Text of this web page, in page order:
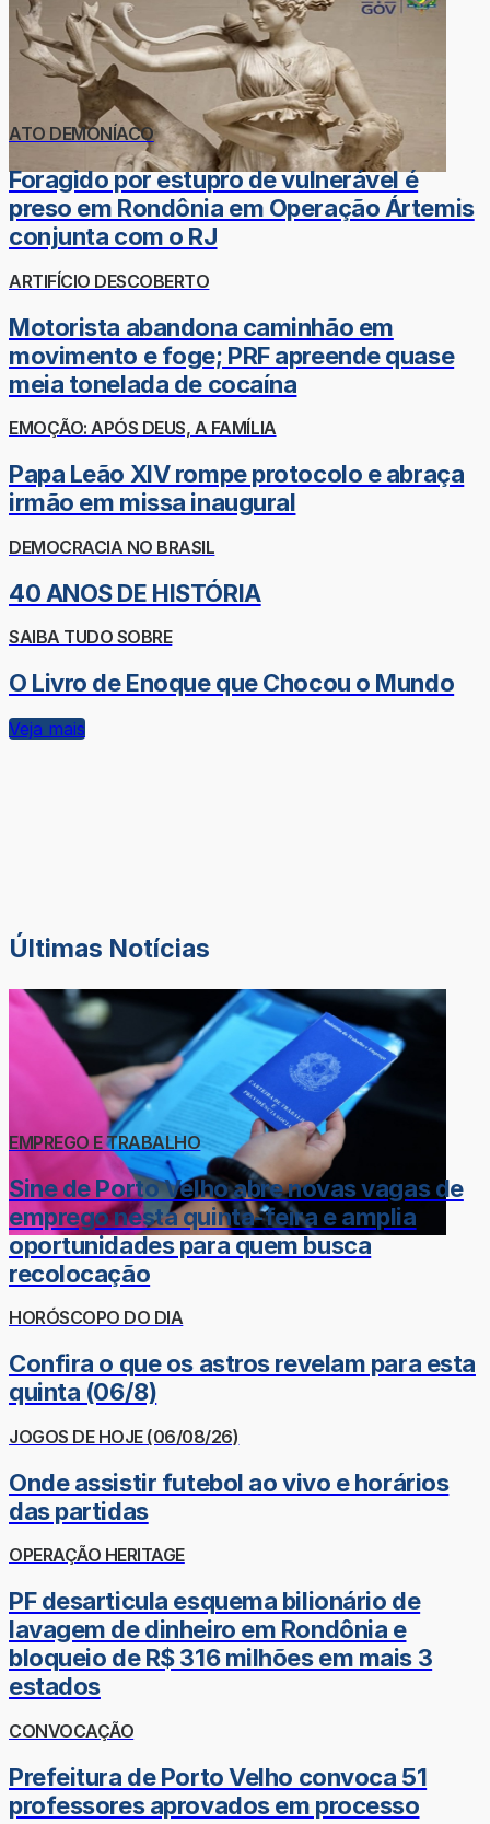
ATO DEMONÍACO
Foragido por estupro de vulnerável é
preso em Rondônia em Operação Ártemis
conjunta com o RJ
ARTIFÍCIO DESCOBERTO
Motorista abandona caminhão em
movimento e foge; PRF apreende quase
meia tonelada de cocaína
EMOÇÃO: APÓS DEUS, A FAMÍLIA
Papa Leão XIV rompe protocolo e abraça
irmão em missa inaugural
DEMOCRACIA NO BRASIL
40 ANOS DE HISTÓRIA
SAIBA TUDO SOBRE
O Livro de Enoque que Chocou o Mundo
Veja mais
Últimas Notícias
EMPREGO E TRABALHO
Sine de Porto Velho abre novas vagas de
emprego nesta quinta-feira e amplia
oportunidades para quem busca
recolocação
HORÓSCOPO DO DIA
Confira o que os astros revelam para esta
quinta (06/8)
JOGOS DE HOJE (06/08/26)
Onde assistir futebol ao vivo e horários
das partidas
OPERAÇÃO HERITAGE
PF desarticula esquema bilionário de
lavagem de dinheiro em Rondônia e
bloqueio de R$ 316 milhões em mais 3
estados
CONVOCAÇÃO
Prefeitura de Porto Velho convoca 51
professores aprovados em processo